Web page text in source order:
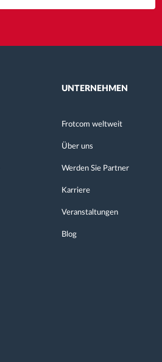
UNTERNEHMEN
Frotcom weltweit
Über uns
Werden Sie Partner
Karriere
Veranstaltungen
Blog